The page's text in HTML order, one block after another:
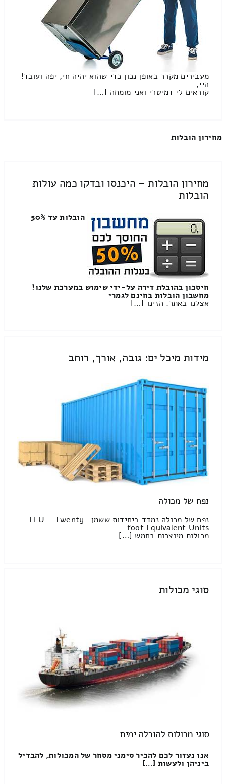
מעבירים מקרר באופן נכון כדי שהוא יהיה חי, יפה ועובד!
היי,
קוראים לי דמיטרי ואני מומחה […]
מחירון הובלות
מחירון הובלות – היכנסו ובדקו כמה עולות
הובלות
הובלות עד 50%
חיסכון בהובלת דירה על-ידי שימוש במערכת שלנו!
מחשבון הובלות בחינם לגמרי
אצלנו באתר. הזינו […]
מידות מיכל ים: גובה, אורך, רוחב
נפח של מכולה
נפח של מכולה נמדד ביחידות ששמן TEU – Twenty-
foot Equivalent Units
מכולות מיוצרות בחמש […]
סוגי מכולות
סוגי מכולות להובלה ימית
אנו נעזור לכם להכיר סימני מסחר של המכולות, להבדיל
ביניהן ולעשות […]